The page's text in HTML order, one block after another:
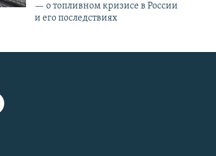
— о топливном кризисе в России
и его последствиях